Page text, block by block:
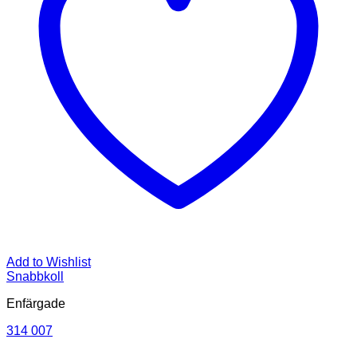
Add to Wishlist
Snabbkoll
Enfärgade
314 007